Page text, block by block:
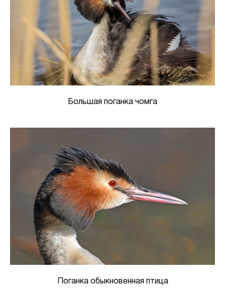
Большая поганка чомга
Поганка обыкновенная птица